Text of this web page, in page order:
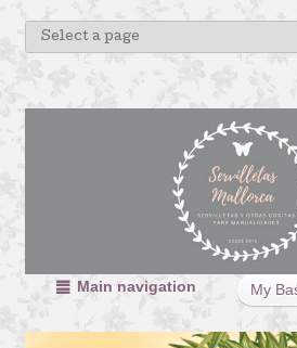
My
Main navigation